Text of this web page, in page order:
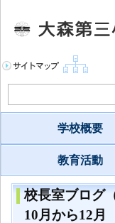
学校概要
教育活動
校長室ブログ
10月から12月